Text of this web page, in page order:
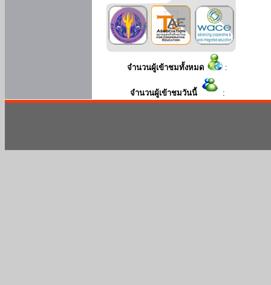
จำนวนผู้เข้าชมทั้งหมด :
จำนวนผู้เข้าชมวันนี้ :